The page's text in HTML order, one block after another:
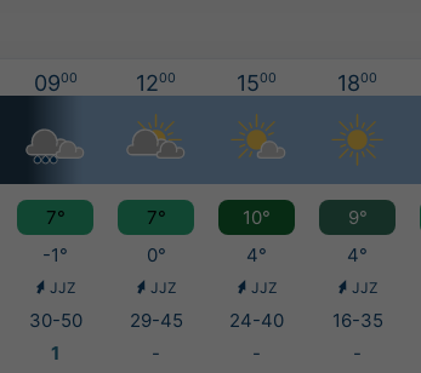
0900 1200 1500 1800
7° 7° 10° 9°
-1° 0° 4° 4°
JJZ JJZ JJZ JJZ
30-50 29-45 24-40 16-35
1 - - -